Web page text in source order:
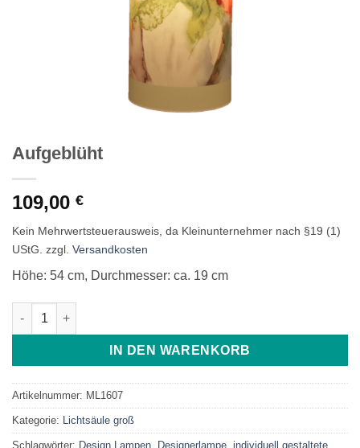
Aufgeblüht
109,00 €
Kein Mehrwertsteuerausweis, da Kleinunternehmer nach §19 (1)
UStG. zzgl. Versandkosten
Höhe: 54 cm, Durchmesser: ca. 19 cm
Aufgeblüht Menge
IN DEN WARENKORB
Artikelnummer: ML1607
Kategorie: Lichtsäule groß
Schlagwörter: Design Lampen Designerlampe individuell gestaltete